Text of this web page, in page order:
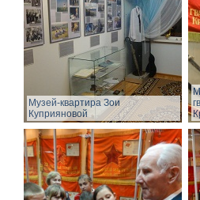
Музей-квартира Зои
Куприяновой